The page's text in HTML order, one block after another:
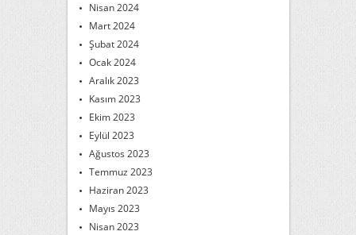
Nisan 2024
Mart 2024
Şubat 2024
Ocak 2024
Aralık 2023
Kasım 2023
Ekim 2023
Eylül 2023
Ağustos 2023
Temmuz 2023
Haziran 2023
Mayıs 2023
Nisan 2023